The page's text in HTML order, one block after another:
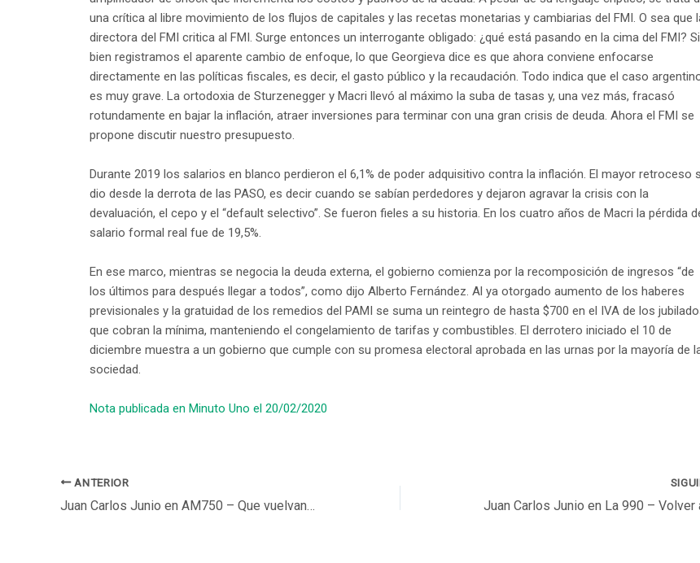
una crítica al libre movimiento de los flujos de capitales y las recetas monetarias y cambiarias del FMI. O sea que
directora del FMI critica al FMI. Surge entonces un interrogante obligado: ¿qué está pasando en la cima del FMI? Si
bien registramos el aparente cambio de enfoque, lo que Georgieva dice es que ahora conviene enfocarse
directamente en las políticas fiscales, es decir, el gasto público y la recaudación. Todo indica que el caso
es muy grave. La ortodoxia de Sturzenegger y Macri llevó al máximo la suba de tasas y, una vez más, fracasó
rotundamente en bajar la inflación, atraer inversiones para terminar con una gran crisis de deuda. Ahora el FMI se
propone discutir nuestro presupuesto.
Durante 2019 los salarios en blanco perdieron el 6,1% de poder adquisitivo contra la inflación. El mayor retroceso
dio desde la derrota de las PASO, es decir cuando se sabían perdedores y dejaron agravar la crisis con la
devaluación, el cepo y el “default selectivo”. Se fueron fieles a su historia. En los cuatro años de Macri la pérdida
salario formal real fue de 19,5%.
En ese marco, mientras se negocia la deuda externa, el gobierno comienza por la recomposición de ingresos “de
los últimos para después llegar a todos”, como dijo Alberto Fernández. Al ya otorgado aumento de los haberes
previsionales y la gratuidad de los remedios del PAMI se suma un reintegro de hasta $700 en el IVA de los
que cobran la mínima, manteniendo el congelamiento de tarifas y combustibles. El derrotero iniciado el 10 de
diciembre muestra a un gobierno que cumple con su promesa electoral aprobada en las urnas por la mayoría de
sociedad.
Nota publicada en Minuto Uno el 20/02/2020
ANTERIOR
Juan Carlos Junio ​​en AM750 – Que vuelvan las ideas, con Luis Pablo Giniger